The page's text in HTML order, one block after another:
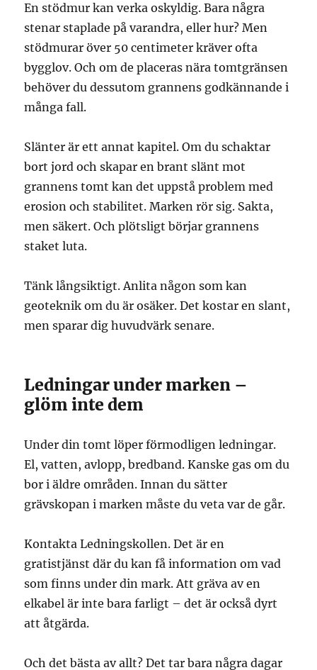
En stödmur kan verka oskyldig. Bara några
stenar staplade på varandra, eller hur? Men
stödmurar över 50 centimeter kräver ofta
bygglov. Och om de placeras nära tomtgränsen
behöver du dessutom grannens godkännande i
många fall.
Slänter är ett annat kapitel. Om du schaktar
bort jord och skapar en brant slänt mot
grannens tomt kan det uppstå problem med
erosion och stabilitet. Marken rör sig. Sakta,
men säkert. Och plötsligt börjar grannens
staket luta.
Tänk långsiktigt. Anlita någon som kan
geoteknik om du är osäker. Det kostar en slant,
men sparar dig huvudvärk senare.
Ledningar under marken –
glöm inte dem
Under din tomt löper förmodligen ledningar.
El, vatten, avlopp, bredband. Kanske gas om du
bor i äldre områden. Innan du sätter
grävskopan i marken måste du veta var de går.
Kontakta Ledningskollen. Det är en
gratistjänst där du kan få information om vad
som finns under din mark. Att gräva av en
elkabel är inte bara farligt – det är också dyrt
att åtgärda.
Och det bästa av allt? Det tar bara några dagar